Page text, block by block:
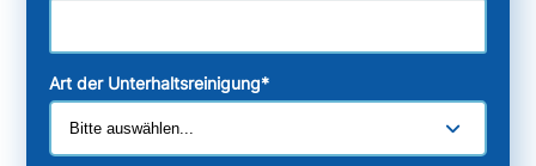
Art der Unterhaltsreinigung*